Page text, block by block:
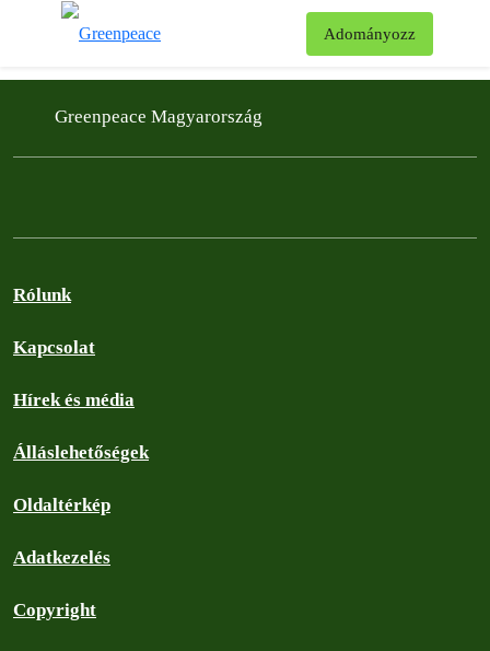
Adományozz
Filter posts
Greenpeace Magyarország
Rólunk
Kapcsolat
Hírek és média
Álláslehetőségek
Oldaltérkép
Adatkezelés
Copyright